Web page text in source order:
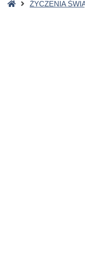
StronaŻYCZENIA